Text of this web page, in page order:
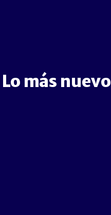
Lo más nuevo